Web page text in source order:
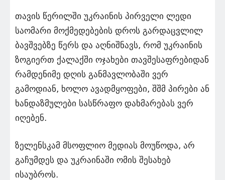
თავის წერილში უკრაინის პირველი ლედი
საომარი მოქმედებების დროს გარდაცვლილ
ბავშვებზე წერს და აღნიშნავს, რომ უკრაინის
ზოგიერთ ქალაქში ოჯახები თავშესაფრებიდან
რამდენიმე დღის განმავლობაში ვერ
გამოდიან, ხოლო ავადმყოფები, შშმ პირები ან
ხანდაზმულები სასწრაფო დახმარებას ვერ
იღებენ.
ზელენსკამ მსოფლიო მედიას მოუწოდა, არ
გაჩუმდეს და უკრაინაში ომის შესახებ
ისაუბროს.